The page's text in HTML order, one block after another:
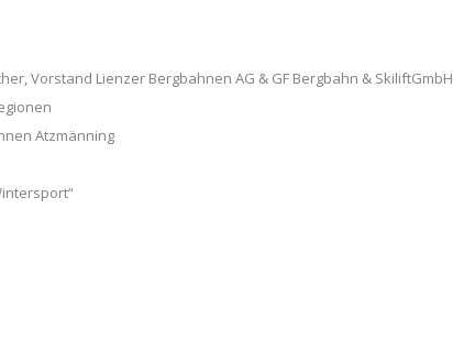
Vorstand Lienzer Bergbahnen AG & GF Bergbahn &
Atzmänning